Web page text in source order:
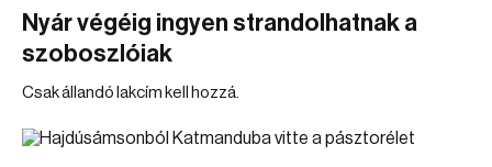
Nyár végéig ingyen strandolhatnak a
szoboszlóiak
Csak állandó lakcím kell hozzá.